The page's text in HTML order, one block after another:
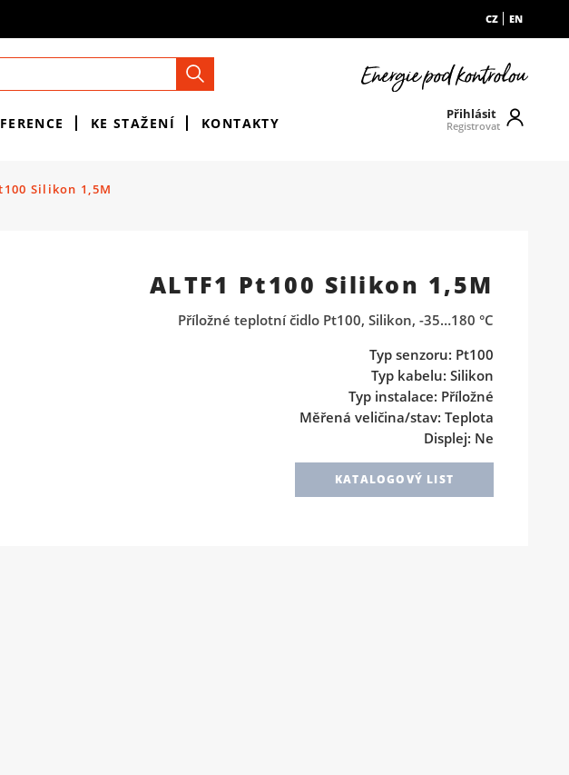
CZ EN
KE STAŽENÍ KONTAKTY
Přihlásit
Registrovat
Silikon 1,5M
ALTF1 Pt100 Silikon 1,5M
Příložné teplotní čidlo Pt100, Silikon, -35…180 °C
Typ senzoru: Pt100
Typ kabelu: Silikon
Typ instalace: Příložné
Měřená veličina/stav: Teplota
Displej: Ne
KATALOGOVÝ LIST